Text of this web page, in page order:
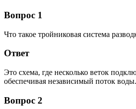
Вопрос 1
Что такое тройниковая система
Ответ
Это схема, где несколько веток
обеспечивая независимый поток воды.
Вопрос 2